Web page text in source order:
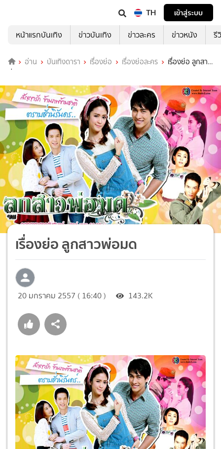
TH
เข้าสู่ระบบ
หน้าแรกบันเทิง
ข่าวบันเทิง ข่าวละคร ข่าวหนัง รี
อ่าน บันเทิงดารา เรื่องย่อ เรื่องย่อละคร
เรื่องย่อ ลูกสาว
พ่อมด
เรื่องย่อ ลูกสาวพ่อมด
20 มกราคม 2557 ( 16:40 ) 143.2K